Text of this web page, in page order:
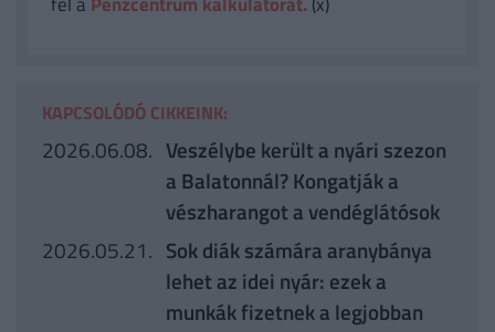
KAPCSOLÓDÓ CIKKEINK:
2026.06.08. Veszélybe került a nyári szezon
a Balatonnál? Kongatják a
vészharangot a vendéglátósok
2026.05.21. Sok diák számára aranybánya
lehet az idei nyár: ezek a
munkák fizetnek a legjobban